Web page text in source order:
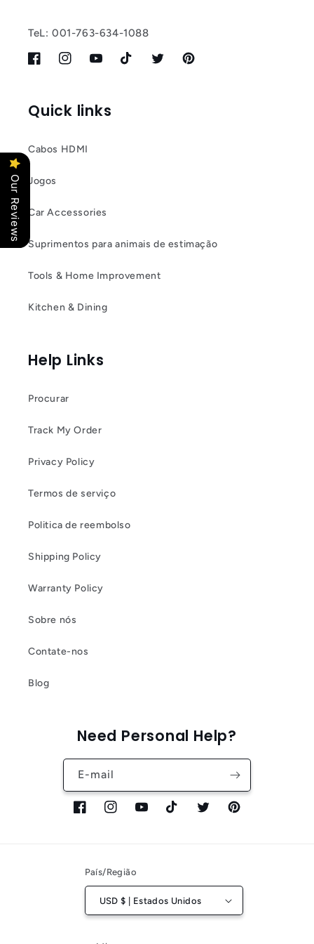
TeL: 001-763-634-1088
FacebookInstagramYouTubeTikTok TwitterPinterest
Quick links
Cabos HDMI
Jogos
Car Accessories
Suprimentos para animais de estimação
Tools & Home Improvement
Kitchen & Dining
Help Links
Procurar
Track My Order
Privacy Policy
Termos de serviço
Politica de reembolso
Shipping Policy
Warranty Policy
Sobre nós
Contate-nos
Blog
Need Personal Help?
E-mail
FacebookInstagramYouTubeTikTok TwitterPinterest
País/Região
USD $ | Estados Unidos
Our Reviews